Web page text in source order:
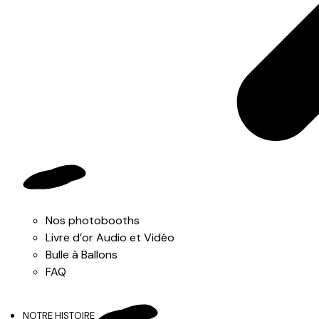
Nos photobooths
Livre d’or Audio et Vidéo
Bulle à Ballons
FAQ
NOTRE HISTOIRE